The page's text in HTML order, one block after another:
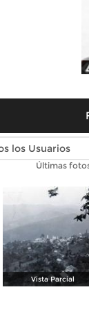
Fotos
Últimas
Vista Parcial